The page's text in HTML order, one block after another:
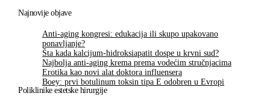
Najnovije objave
Anti-aging kongresi: edukacija ili skupo upakovano
ponavljanje?
Šta kada kalcijum-hidroksiapatit dospe u krvni sud?
Najbolja anti-aging krema prema vodećim stručnjacima
Erotika kao novi alat doktora influensera
Boey: prvi botulinum toksin tipa E odobren u Evropi
Poliklinike estetske hirurgije